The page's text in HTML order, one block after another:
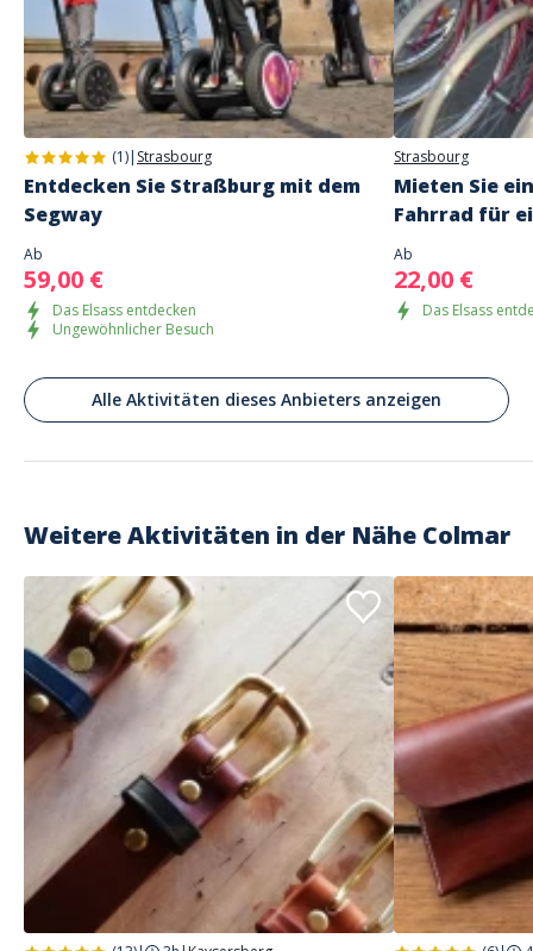
Adresse
One City Tours
10/12 rue étroite, Colmar, France
Vor dem Geschäft Parkplatz Jeanne d'Arc oder Parkplatz am Rathaus
(1)| Strasbourg
Entdecken Sie Straßburg mit dem
Segway
Ab
59,00 €
Das Elsass entdecken
Ungewöhnlicher Besuch
Strasbourg
Mieten Sie
Fahrrad für
Ab
22,00 €
Das Elsass
Alle Aktivitäten dieses Anbieters anzeigen
Weitere Aktivitäten in der Nähe Colmar